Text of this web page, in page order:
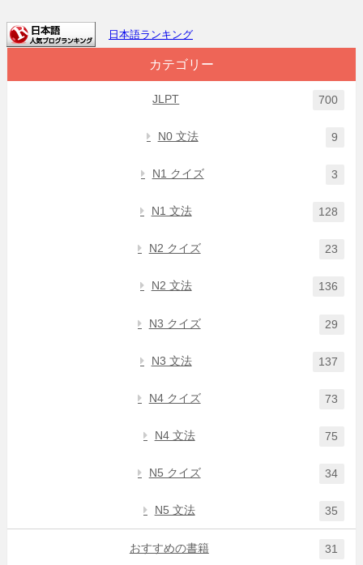
日本語ランキング
カテゴリー
JLPT 700
N0 文法 9
N1 クイズ 3
N1 文法 128
N2 クイズ 23
N2 文法 136
N3 クイズ 29
N3 文法 137
N4 クイズ 73
N4 文法 75
N5 クイズ 34
N5 文法 35
おすすめの書籍 31